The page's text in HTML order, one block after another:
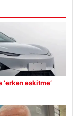
eskitme’